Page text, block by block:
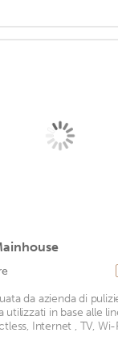
da azienda di
utilizzati in base alle
Internet , TV, Wi-